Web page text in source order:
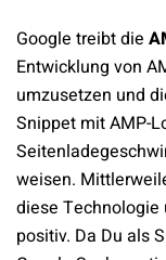
Google treibt die
Entwicklung von
umzusetzen und
Snippet mit AMP-
weisen.
diese Technologie
positiv. Da Du als